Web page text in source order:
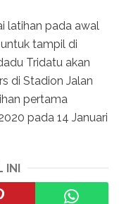
latihan pada awal
tampil di
Tridatu akan
di Stadion Jalan
pertama
pada 14 Januari
INI